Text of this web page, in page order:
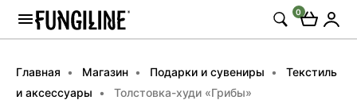
0
Главная Магазин Подарки и сувениры
Текстиль
и аксессуары
Толстовка-худи «Грибы»